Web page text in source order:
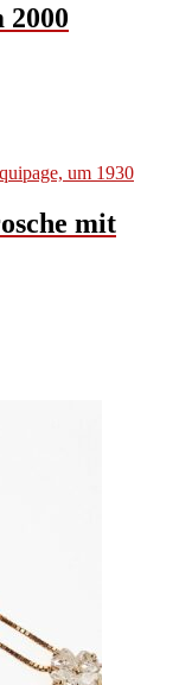
mit